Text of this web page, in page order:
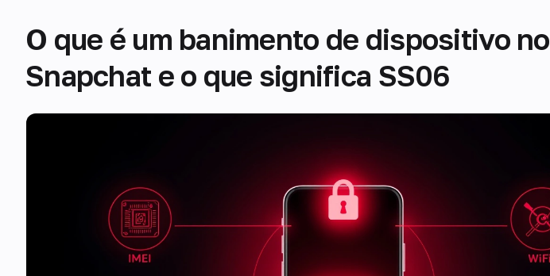
O que é um banimento de dispositivo no
Snapchat e o que significa SS06